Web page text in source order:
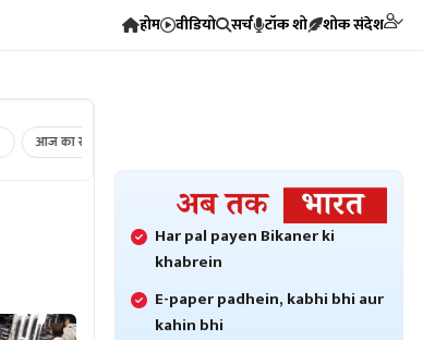
होम वीडियो सर्च टॉक शो शोक संदेश
आज का राशिफल ›
Har pal payen Bikaner ki
khabrein
E-paper padhein, kabhi bhi aur
kahin bhi